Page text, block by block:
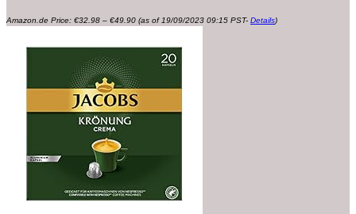
Amazon.de Price: €32.98 – €49.90€32.98
(as of 19/09/2023 09:15 PST- Details)